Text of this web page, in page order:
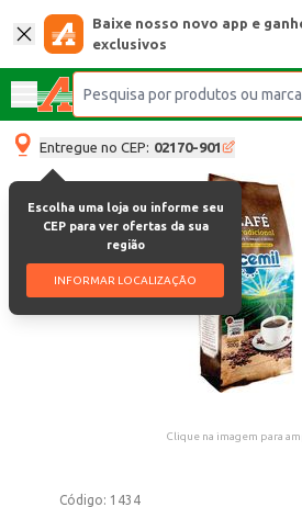
Baixe nosso novo app e
exclusivos
Entregue no CEP: 02170-901
Escolha uma loja ou informe seu
CEP para ver ofertas da sua
região
INFORMAR LOCALIZAÇÃO
Clique na imagem para
Código: 1434